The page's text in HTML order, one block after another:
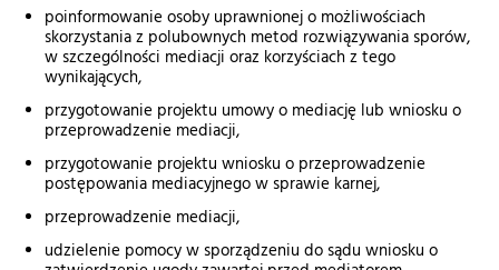
poinformowanie osoby uprawnionej o możliwościach
skorzystania z polubownych metod rozwiązywania sporów,
w szczególności mediacji oraz korzyściach z tego
wynikających,
przygotowanie projektu umowy o mediację lub wniosku o
przeprowadzenie mediacji,
przygotowanie projektu wniosku o przeprowadzenie
postępowania mediacyjnego w sprawie karnej,
przeprowadzenie mediacji,
udzielenie pomocy w sporządzeniu do sądu wniosku o